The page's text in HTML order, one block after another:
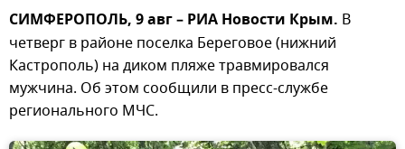
СИМФЕРОПОЛЬ, 9 авг – РИА Новости Крым. В
четверг в районе поселка Береговое (нижний
Кастрополь) на диком пляже травмировался
мужчина. Об этом сообщили в пресс-службе
регионального МЧС.